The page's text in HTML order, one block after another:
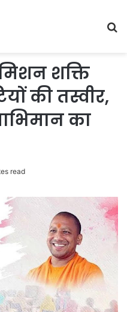
शक्ति
की तस्वीर,
का
read